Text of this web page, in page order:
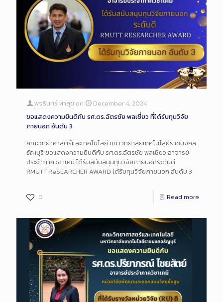
พจรินทร์ ผาสุข on
December 4, 2024
ขอแสดงความยินดีกับ รศ.ดร.ฉัตรชัย พลเชี่ยว ที่ได้รับทุนวิจัย
ภายนอก อันดับ 3
คณะวิทยาศาสตร์และเทคโนโลยี มหาวิทยาลัยเทคโนโลยีราชมงคล
ธัญบุรี ขอแสดงความยินดีกับ รศ.ดร.ฉัตรชัย พลเชี่ยว อาจารย์
ประจำภาควิชาเคมี ได้รับสนับสนุนทุนวิจัยภายนอกระดับดี
RMUTT ReSEARCHER AWARD ได้รับทุนวิจัยภายนอก อันดับ 3
0 Read more